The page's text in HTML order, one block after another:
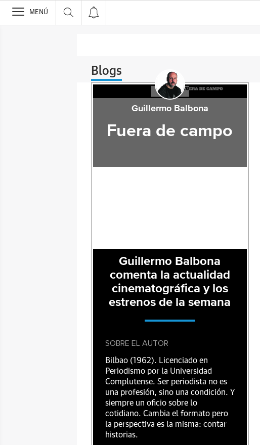
>
MENÚ
Blogs
Guillermo Balbona
Fuera de campo
Guillermo Balbona
comenta la actualidad
cinematográfica y los
estrenos de la semana
SOBRE EL AUTOR
Bilbao (1962). Licenciado en
Periodismo por la Universidad
Complutense. Ser periodista no es
una profesión, sino una condición. Y
siempre un oficio sobre lo
cotidiano. Cambia el formato pero
la perspectiva es la misma: contar
historias.